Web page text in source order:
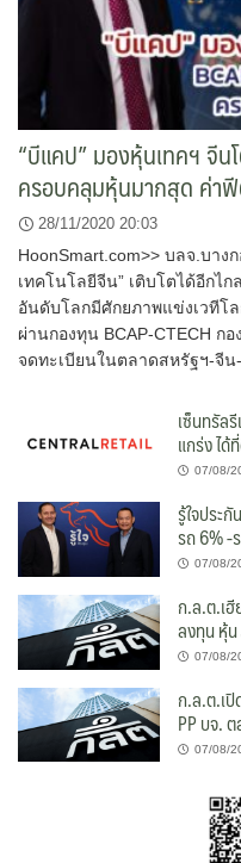
“บีแคป” มองหุ้นเทคฯ จีน
ครอบคลุมหุ้นมากสุด ค่า
28/11/2020 20:03
HoonSmart.com>> บลจ.บา
เทคโนโลยีจีน” เติบโตได้อีก
อันดับโลกมีศักยภาพแข่งเวทีโ
ผ่านกองทุน BCAP-CTECH
จดทะเบียนในตลาดสหรัฐฯ-จีน
เซ็นทรัล
แกร่ง ไ
07/08/
รู้ใจประ
รถ 6% -
07/08/
ก.ล.ต.เฮี
ลงทุน หุ้น
07/08/
ก.ล.ต.เ
PP บจ.
07/08/